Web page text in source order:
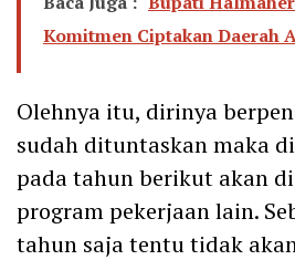
Komitmen Ciptakan Daerah
Olehnya itu, dirinya
sudah dituntaskan maka
pada tahun berikut akan
program pekerjaan lain.
tahun saja tentu tidak